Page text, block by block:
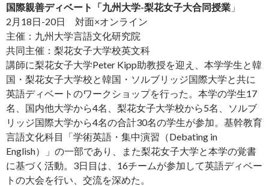
国際親善ディベート「九州大学-梨花女子大合同授業 」
2月18日-20日 対面×オンライン
主催：九州大学言語文化研究院
共同主催：梨花女子大学校英文科
講師に梨花女子大学Peter Kipp助教授を迎え、本学学生と韓
国・梨花女子大学校と韓国・ソルブリッジ国際大学と共に
英語ディベートのワークショップを行った。本学の学生17
名、国内他大学から4名、梨花女子大学校から5名、ソルブ
リッジ国際大学から4名の合計30名の学生が参加。基幹教育
言語文化科目「学術英語・集中演習（Debating in
English）」の一部であり、また梨花女子大学と本学の覚書
に基づく活動。3日目は、16チームが参加して英語ディベー
トの大会を行い、交流を深めた。